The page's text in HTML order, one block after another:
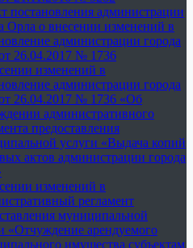
постановления администрации
Орла о внесении изменений в
администрации города
26.04.2017 № 1736
изменений в
администрации города
26.04.2017 № 1736 «Об
административного
предоставления
услуги «Выдача копий
актов администрации города
изменений в
регламент
муниципальной
«Отчуждение арендуемого
имущества субъектам